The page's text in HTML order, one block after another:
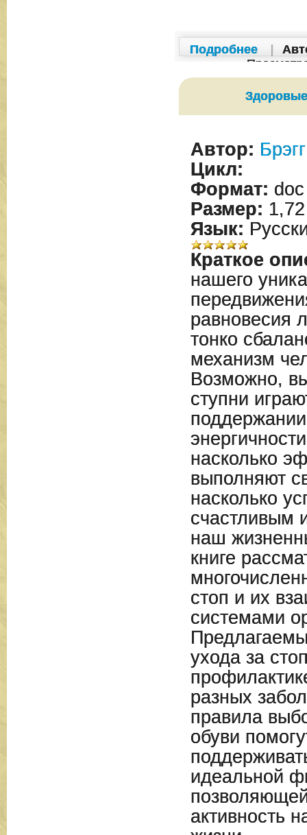
Подробнее
Автор:
Цикл:
Формат: doc
Размер:
Язык:
Краткое
нашего
равновесия
тонко
механизм
Возможно,
ступни
насколько
выполняют
насколько
счастливым
наш
книге
стоп и их
системами
ухода за
разных
правила
обуви
идеальной
активность